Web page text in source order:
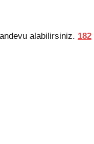
alabilirsiniz. 182